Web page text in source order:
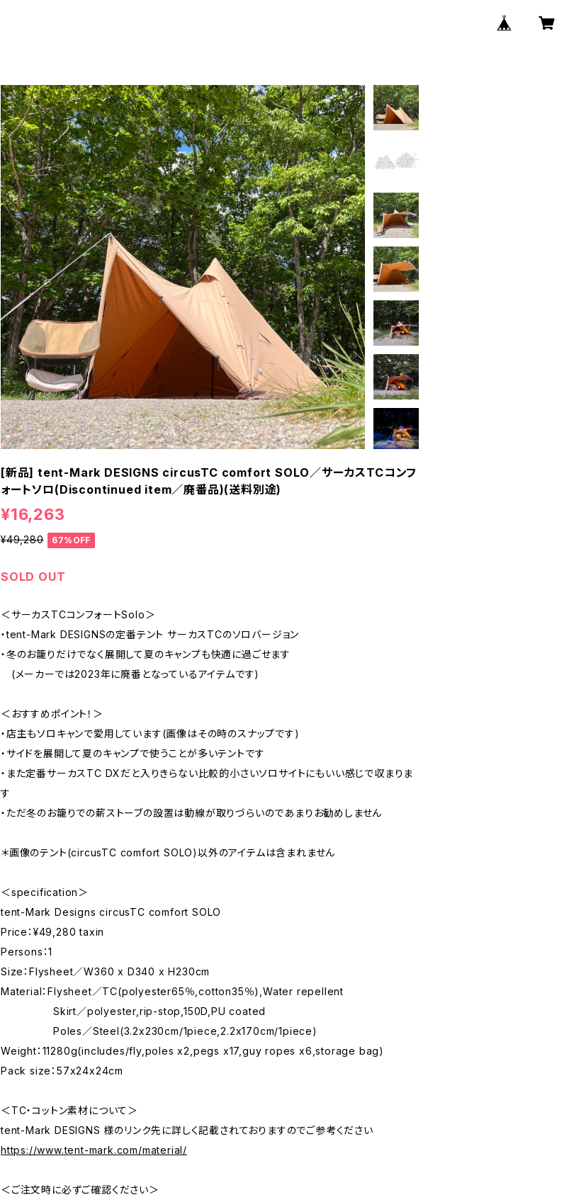
[新品] tent-Mark DESIGNS circusTC comfort SOLO／サーカスTCコンフ
ォートソロ(Discontinued item／廃番品)(送料別途)
¥16,263
¥49,280 67%OFF
SOLD OUT
＜サーカスTCコンフォートSolo＞
・tent-Mark DESIGNSの定番テント サーカスTCのソロバージョン
・冬のお籠りだけでなく展開して夏のキャンプも快適に過ごせます
(メーカーでは2023年に廃番となっているアイテムです)
＜おすすめポイント！＞
・店主もソロキャンで愛用しています(画像はその時のスナップです)
・サイドを展開して夏のキャンプで使うことが多いテントです
・また定番サーカスTC DXだと入りきらない比較的小さいソロサイトにもいい感じで収まりま
す
・ただ冬のお籠りでの薪ストーブの設置は動線が取りづらいのであまりお勧めしません
＊画像のテント(circusTC comfort SOLO)以外のアイテムは含まれません
＜specification＞
tent-Mark Designs circusTC comfort SOLO
Price：¥49,280 taxin
Persons：1
Size：Flysheet／W360 x D340 x H230cm
Material：Flysheet／TC(polyester65％,cotton35％),Water repellent
Skirt／polyester,rip-stop,150D,PU coated
Poles／Steel(3.2x230cm/1piece,2.2x170cm/1piece)
Weight：11280g(includes/fly,poles x2,pegs x17,guy ropes x6,storage bag)
Pack size：57x24x24cm
＜TC・コットン素材について＞
tent-Mark DESIGNS 様のリンク先に詳しく記載されておりますのでご参考ください
https://www.tent-mark.com/material/
＜ご注文時に必ずご確認ください＞